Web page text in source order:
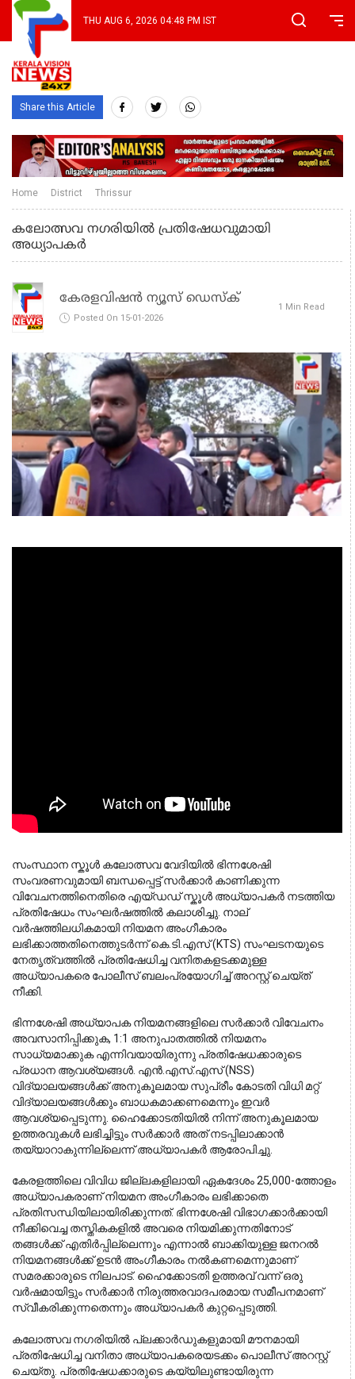
THU AUG 6, 2026 04:48 PM IST
Share this Article
Home District Thrissur
കലോത്സവ നഗരിയിൽ പ്രതിഷേധവുമായി
അധ്യാപകർ
കേരളവിഷൻ ന്യൂസ് ഡെസ്‌ക്
Posted On 15-01-2026
1 Min Read
സംസ്ഥാന സ്കൂൾ കലോത്സവ വേദിയിൽ ഭിന്നശേഷി
സംവരണവുമായി ബന്ധപ്പെട്ട് സർക്കാർ കാണിക്കുന്ന
വിവേചനത്തിനെതിരെ എയ്ഡഡ് സ്കൂൾ അധ്യാപകർ നടത്തിയ
പ്രതിഷേധം സംഘർഷത്തിൽ കലാശിച്ചു. നാല്
വർഷത്തിലധികമായി നിയമന അംഗീകാരം
ലഭിക്കാത്തതിനെത്തുടർന്ന് കെ.ടി.എസ് (KTS) സംഘടനയുടെ
നേതൃത്വത്തിൽ പ്രതിഷേധിച്ച വനിതകളടക്കമുള്ള
അധ്യാപകരെ പോലീസ് ബലംപ്രയോഗിച്ച് അറസ്റ്റ് ചെയ്ത്
നീക്കി.
ഭിന്നശേഷി അധ്യാപക നിയമനങ്ങളിലെ സർക്കാർ വിവേചനം
അവസാനിപ്പിക്കുക, 1:1 അനുപാതത്തിൽ നിയമനം
സാധ്യമാക്കുക എന്നിവയായിരുന്നു പ്രതിഷേധക്കാരുടെ
പ്രധാന ആവശ്യങ്ങൾ. എൻ.എസ്.എസ് (NSS)
വിദ്യാലയങ്ങൾക്ക് അനുകൂലമായ സുപ്രീം കോടതി വിധി മറ്റ്
വിദ്യാലയങ്ങൾക്കും ബാധകമാക്കണമെന്നും ഇവർ
ആവശ്യപ്പെടുന്നു. ഹൈക്കോടതിയിൽ നിന്ന് അനുകൂലമായ
ഉത്തരവുകൾ ലഭിച്ചിട്ടും സർക്കാർ അത് നടപ്പിലാക്കാൻ
തയ്യാറാകുന്നില്ലെന്ന് അധ്യാപകർ ആരോപിച്ചു.
കേരളത്തിലെ വിവിധ ജില്ലകളിലായി ഏകദേശം 25,000-ത്തോളം
അധ്യാപകരാണ് നിയമന അംഗീകാരം ലഭിക്കാതെ
പ്രതിസന്ധിയിലായിരിക്കുന്നത്. ഭിന്നശേഷി വിഭാഗക്കാർക്കായി
നീക്കിവെച്ച തസ്തികകളിൽ അവരെ നിയമിക്കുന്നതിനോട്
തങ്ങൾക്ക് എതിർപ്പില്ലെന്നും എന്നാൽ ബാക്കിയുള്ള ജനറൽ
നിയമനങ്ങൾക്ക് ഉടൻ അംഗീകാരം നൽകണമെന്നുമാണ്
സമരക്കാരുടെ നിലപാട്. ഹൈക്കോടതി ഉത്തരവ് വന്ന് ഒരു
വർഷമായിട്ടും സർക്കാർ നിരുത്തരവാദപരമായ സമീപനമാണ്
സ്വീകരിക്കുന്നതെന്നും അധ്യാപകർ കുറ്റപ്പെടുത്തി.
കലോത്സവ നഗരിയിൽ പ്ലക്കാർഡുകളുമായി മൗനമായി
പ്രതിഷേധിച്ച വനിതാ അധ്യാപകരെയടക്കം പൊലീസ് അറസ്റ്റ്
ചെയ്തു. പ്രതിഷേധക്കാരുടെ കയ്യിലുണ്ടായിരുന്ന